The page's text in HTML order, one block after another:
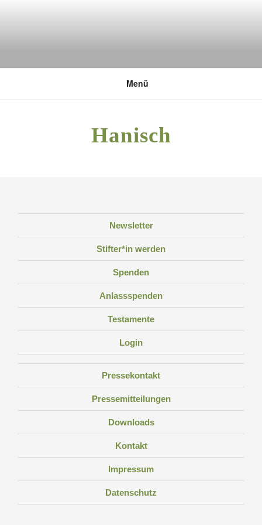
DEUTSCHE UMWELTSTIFTUNG
Menü
Hanisch
Newsletter
Stifter*in werden
Spenden
Anlassspenden
Testamente
Login
Pressekontakt
Pressemitteilungen
Downloads
Kontakt
Impressum
Datenschutz